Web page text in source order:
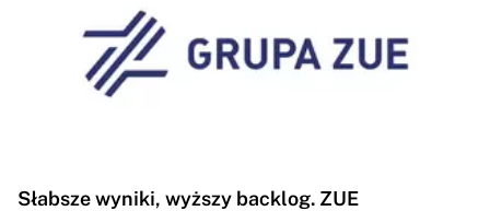
Słabsze wyniki, wyższy backlog. ZUE